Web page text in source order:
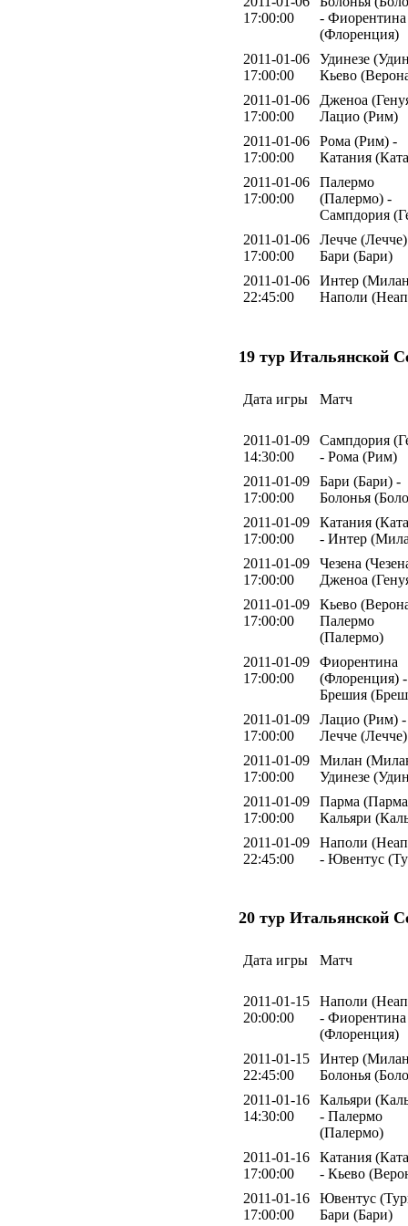
17:00:00
- Фиорентина
(Флоренция)
2011-01-06
17:00:00
Удинезе
Кьево
2011-01-06
17:00:00
Дженоа
Лацио (Рим)
2011-01-06
17:00:00
Рома (Рим) -
Катания
2011-01-06
17:00:00
Палермо
(Палермо) -
Сампдория
2011-01-06
17:00:00
Лечче
Бари (Бари)
2011-01-06
22:45:00
Интер
Наполи
19 тур Итальянской
Дата игры Матч
2011-01-09
14:30:00
Сампдория
- Рома (Рим)
2011-01-09
17:00:00
Бари (Бари) -
Болонья
2011-01-09
17:00:00
Катания
- Интер
2011-01-09
17:00:00
Чезена
Дженоа
2011-01-09
17:00:00
Кьево
Палермо
(Палермо)
2011-01-09
17:00:00
Фиорентина
(Флоренция) -
Брешия
2011-01-09
17:00:00
Лацио (Рим) -
Лечче (Лечче)
2011-01-09
17:00:00
Милан
Удинезе
2011-01-09
17:00:00
Парма
Кальяри
2011-01-09
22:45:00
Наполи
- Ювентус
20 тур Итальянской
Дата игры Матч
2011-01-15
20:00:00
Наполи
- Фиорентина
(Флоренция)
2011-01-15
22:45:00
Интер
Болонья
2011-01-16
14:30:00
Кальяри
- Палермо
(Палермо)
2011-01-16
17:00:00
Катания
- Кьево
2011-01-16
17:00:00
Ювентус
Бари (Бари)